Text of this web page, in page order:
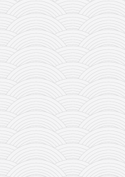
програм
снимци наступа
галерија клуба
чланарина
контакт
бесплатна е-књига
термини тренинга
моја прича